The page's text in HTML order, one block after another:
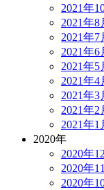
2021年
2021年8
2021年7
2021年6
2021年5
2021年4
2021年3
2021年2
2021年1
2020年
2020年
2020年
2020年